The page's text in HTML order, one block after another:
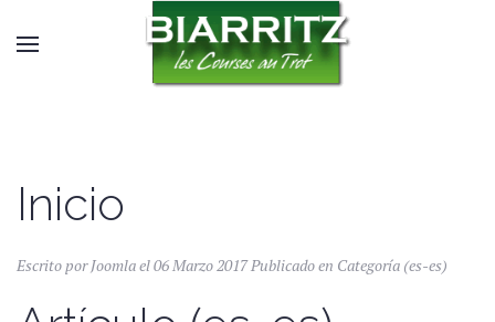
Inicio
Escrito por Joomla el06 Marzo 2017Publicado en Categoría (es-es)